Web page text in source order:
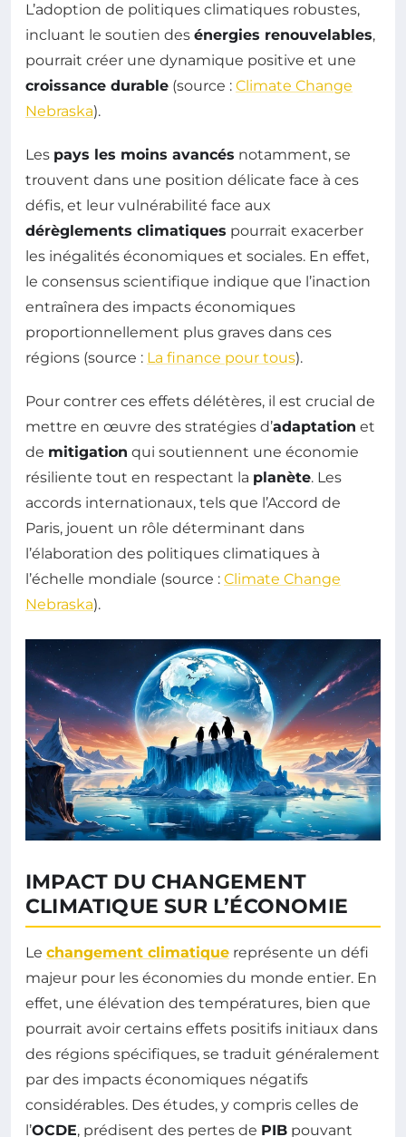
L’adoption de politiques climatiques robustes,
incluant le soutien des énergies renouvelables,
pourrait créer une dynamique positive et une
croissance durable (source : Climate Change
Nebraska).
Les pays les moins avancés notamment, se
trouvent dans une position délicate face à ces
défis, et leur vulnérabilité face aux
dérèglements climatiques pourrait exacerber
les inégalités économiques et sociales. En effet,
le consensus scientifique indique que l’inaction
entraînera des impacts économiques
proportionnellement plus graves dans ces
régions (source : La finance pour tous).
Pour contrer ces effets délétères, il est crucial de
mettre en œuvre des stratégies d’adaptation et
de mitigation qui soutiennent une économie
résiliente tout en respectant la planète. Les
accords internationaux, tels que l’Accord de
Paris, jouent un rôle déterminant dans
l’élaboration des politiques climatiques à
l’échelle mondiale (source : Climate Change
Nebraska).
IMPACT DU CHANGEMENT
CLIMATIQUE SUR L’ÉCONOMIE
Le changement climatique représente un défi
majeur pour les économies du monde entier. En
effet, une élévation des températures, bien que
pourrait avoir certains effets positifs initiaux dans
des régions spécifiques, se traduit généralement
par des impacts économiques négatifs
considérables. Des études, y compris celles de
l’OCDE, prédisent des pertes de PIB pouvant